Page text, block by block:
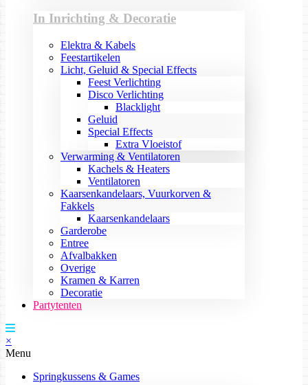
In Inrichting & Decoratie
Elektra & Kabels
Feestartikelen
Licht, Geluid & Special Effects
Feest Verlichting
Disco Verlichting
Blacklight
Geluid
Special Effects
Extra Vloeistof
Verwarming & Ventilatoren
Kachels & Heaters
Ventilatoren
Kaarsenkandelaars, Vuurkorven &
Fakkels
Kaarsenkandelaars
Garderobe
Entree
Afvalbakken
Overige
Kramen & Karren
Decoratie
Partytenten
×
Menu
Springkussens & Games